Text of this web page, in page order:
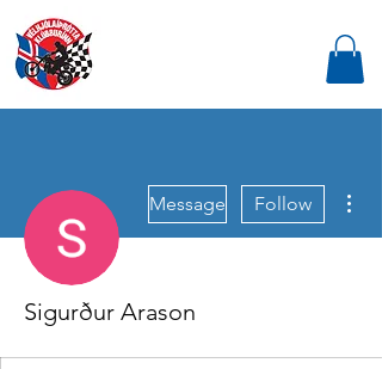
Message Follow
Sigurður Arason